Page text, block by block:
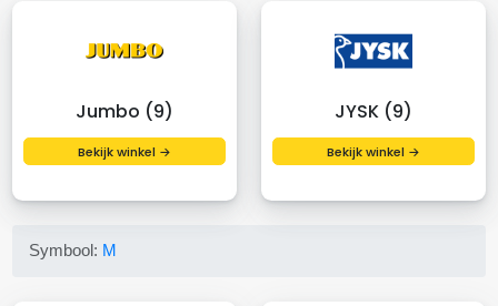
Jumbo (9)
Bekijk winkel →
JYSK (9)
Bekijk winkel →
Symbool: M